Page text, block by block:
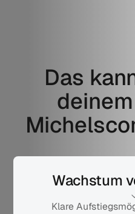
Das
Wachstum
Klare